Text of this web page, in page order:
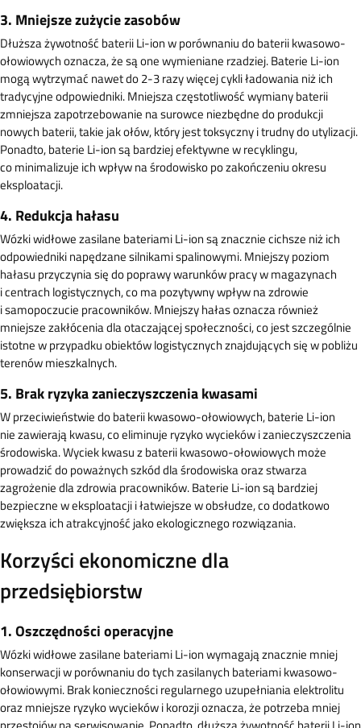
3. Mniejsze zużycie zasobów
Dłuższa żywotność baterii Li-ion w porównaniu do baterii kwasowo-
ołowiowych oznacza, że są one wymieniane rzadziej. Baterie Li-ion
mogą wytrzymać nawet do 2-3 razy więcej cykli ładowania niż ich
tradycyjne odpowiedniki. Mniejsza częstotliwość wymiany baterii
zmniejsza zapotrzebowanie na surowce niezbędne do produkcji
nowych baterii, takie jak ołów, który jest toksyczny i trudny do utylizacji.
Ponadto, baterie Li-ion są bardziej efektywne w recyklingu,
co minimalizuje ich wpływ na środowisko po zakończeniu okresu
eksploatacji.
4. Redukcja hałasu
Wózki widłowe zasilane bateriami Li-ion są znacznie cichsze niż ich
odpowiedniki napędzane silnikami spalinowymi. Mniejszy poziom
hałasu przyczynia się do poprawy warunków pracy w magazynach
i centrach logistycznych, co ma pozytywny wpływ na zdrowie
i samopoczucie pracowników. Mniejszy hałas oznacza również
mniejsze zakłócenia dla otaczającej społeczności, co jest szczególnie
istotne w przypadku obiektów logistycznych znajdujących się w pobliżu
terenów mieszkalnych.
5. Brak ryzyka zanieczyszczenia kwasami
W przeciwieństwie do baterii kwasowo-ołowiowych, baterie Li-ion
nie zawierają kwasu, co eliminuje ryzyko wycieków i zanieczyszczenia
środowiska. Wyciek kwasu z baterii kwasowo-ołowiowych może
prowadzić do poważnych szkód dla środowiska oraz stwarza
zagrożenie dla zdrowia pracowników. Baterie Li-ion są bardziej
bezpieczne w eksploatacji i łatwiejsze w obsłudze, co dodatkowo
zwiększa ich atrakcyjność jako ekologicznego rozwiązania.
Korzyści ekonomiczne dla
przedsiębiorstw
1. Oszczędności operacyjne
Wózki widłowe zasilane bateriami Li-ion wymagają znacznie mniej
konserwacji w porównaniu do tych zasilanych bateriami kwasowo-
ołowiowymi. Brak konieczności regularnego uzupełniania elektrolitu
oraz mniejsze ryzyko wycieków i korozji oznacza, że potrzeba mniej